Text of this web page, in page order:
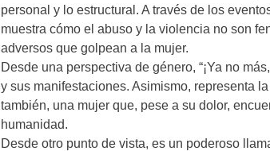
personal y lo estructural. A través de los
muestra cómo el abuso y la violencia no son
adversos que golpean a la mujer.
Desde una perspectiva de género, “¡Ya no
y sus manifestaciones. Asimismo, representa
también, una mujer que, pese a su dolor,
humanidad.
Desde otro punto de vista, es un poderoso